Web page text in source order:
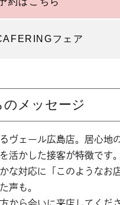
フェア
のメッセージ
ヴェール広島店。居心地
活かした接客が特徴です。
な対応に「このようなお
声も。